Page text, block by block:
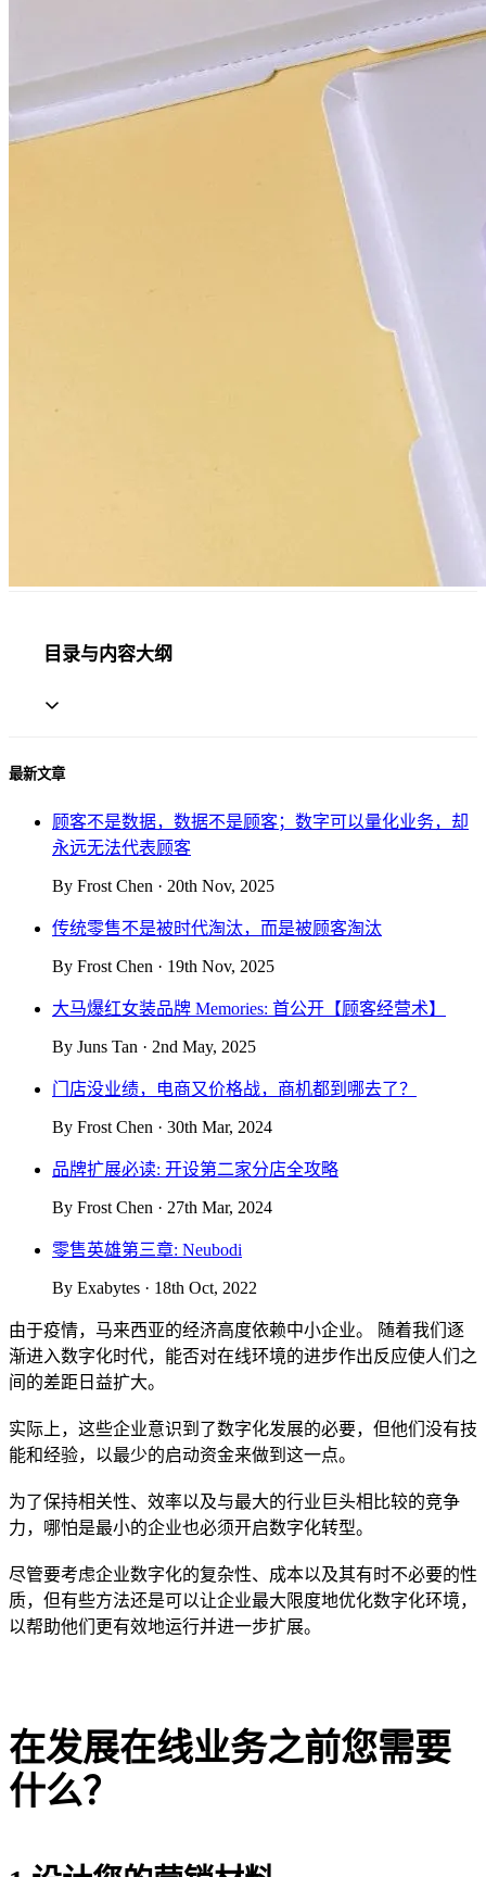
目录与内容大纲
最新文章
顾客不是数据，数据不是顾客；数字可以量化业务，却
永远无法代表顾客
By Frost Chen · 20th Nov, 2025
传统零售不是被时代淘汰，而是被顾客淘汰
By Frost Chen · 19th Nov, 2025
大马爆红女装品牌 Memories: 首公开【顾客经营术】
By Juns Tan · 2nd May, 2025
门店没业绩，电商又价格战，商机都到哪去了？
By Frost Chen · 30th Mar, 2024
品牌扩展必读: 开设第二家分店全攻略
By Frost Chen · 27th Mar, 2024
零售英雄第三章: Neubodi
By Exabytes · 18th Oct, 2022
由于疫情，马来西亚的经济高度依赖中小企业。 随着我们逐
渐进入数字化时代，能否对在线环境的进步作出反应使人们之
间的差距日益扩大。
实际上，这些企业意识到了数字化发展的必要，但他们没有技
能和经验，以最少的启动资金来做到这一点。
为了保持相关性、效率以及与最大的行业巨头相比较的竞争
力，哪怕是最小的企业也必须开启数字化转型。
尽管要考虑企业数字化的复杂性、成本以及其有时不必要的性
质，但有些方法还是可以让企业最大限度地优化数字化环境，
以帮助他们更有效地运行并进一步扩展。
在发展在线业务之前您需要
什么？